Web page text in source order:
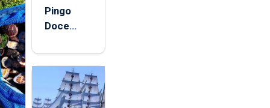
Pingo
Doce
quinta-
feira nova
loja em
São